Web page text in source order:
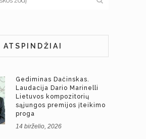
ATSPINDŽIAI
Gediminas Dačinskas.
Laudacija Dario Marinelli
Lietuvos kompozitorių
sąjungos premijos įteikimo
proga
14 birželio, 2026